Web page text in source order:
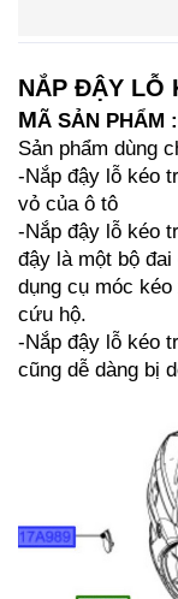
NẮP ĐẬY LỖ
MÃ SẢN PHẨM :
Sản phẩm dùng
-Nắp đậy lỗ kéo
vỏ của ô tô
-Nắp đậy lỗ kéo
đậy là một bộ
dụng cụ móc
cứu hộ.
-Nắp đậy lỗ kéo
cũng dễ dàng bị